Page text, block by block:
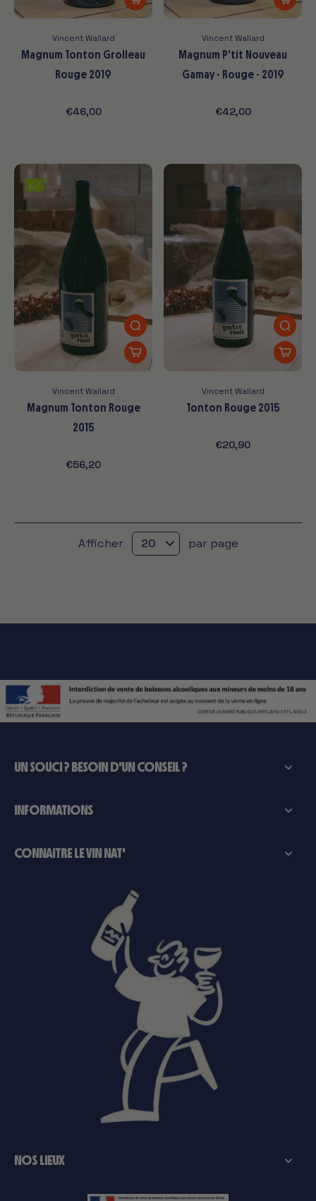
Vincent Wallard
Magnum Tonton Grolleau
Rouge 2019
€46,00
Vincent Wallard
Magnum P'tit Nouveau
Gamay - Rouge - 2019
€42,00
Vincent Wallard
Magnum Tonton Rouge
2015
€56,20
Vincent Wallard
Tonton Rouge 2015
€20,90
Afficher par page
UN SOUCI ? BESOIN D'UN CONSEIL ?
INFORMATIONS
CONNAITRE LE VIN NAT'
NOS LIEUX